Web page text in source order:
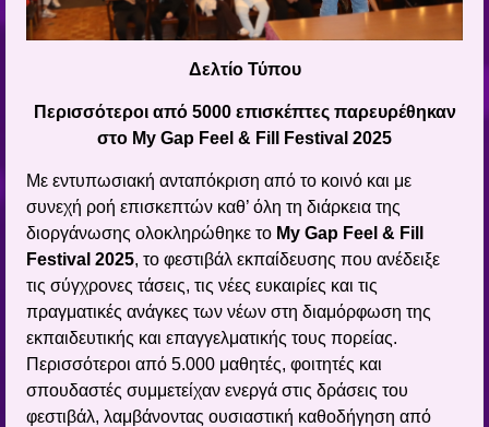
Δελτίο Τύπου
Περισσότεροι από 5000 επισκέπτες παρευρέθηκαν
στο My Gap Feel & Fill Festival 2025
Με εντυπωσιακή ανταπόκριση από το κοινό και με
συνεχή ροή επισκεπτών καθ’ όλη τη διάρκεια της
διοργάνωσης ολοκληρώθηκε το My Gap Feel & Fill
Festival 2025, το φεστιβάλ εκπαίδευσης που ανέδειξε
τις σύγχρονες τάσεις, τις νέες ευκαιρίες και τις
πραγματικές ανάγκες των νέων στη διαμόρφωση της
εκπαιδευτικής και επαγγελματικής τους πορείας.
Περισσότεροι από 5.000 μαθητές, φοιτητές και
σπουδαστές συμμετείχαν ενεργά στις δράσεις του
φεστιβάλ, λαμβάνοντας ουσιαστική καθοδήγηση από